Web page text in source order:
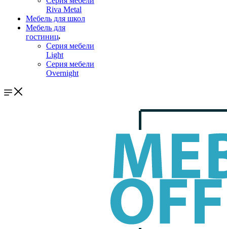
Riva Metal
Мебель для школ
Мебель для
гостиниц
Серия мебели
Light
Серия мебели
Overnight